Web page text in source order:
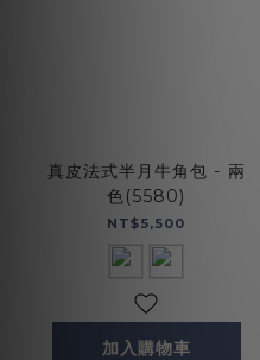
真皮法式半月牛角包 - 兩
色(5580)
NT$5,500
加入購物車